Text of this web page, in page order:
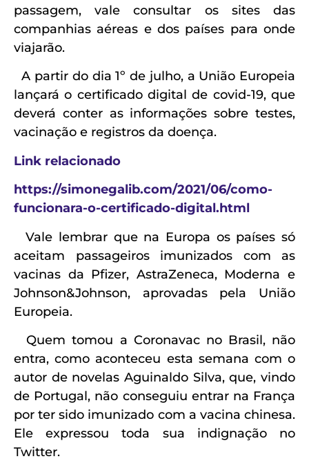
passagem, vale consultar os sites das
companhias aéreas e dos países para onde
viajarão.
A partir do dia 1º de julho, a União Europeia
lançará o certificado digital de covid-19, que
deverá conter as informações sobre testes,
vacinação e registros da doença.
Link relacionado
https://simonegalib.com/2021/06/como-
funcionara-o-certificado-digital.html
Vale lembrar que na Europa os países só
aceitam passageiros imunizados com as
vacinas da Pfizer, AstraZeneca, Moderna e
Johnson&Johnson, aprovadas pela União
Europeia.
Quem tomou a Coronavac no Brasil, não
entra, como aconteceu esta semana com o
autor de novelas Aguinaldo Silva, que, vindo
de Portugal, não conseguiu entrar na França
por ter sido imunizado com a vacina chinesa.
Ele expressou toda sua indignação no
Twitter.